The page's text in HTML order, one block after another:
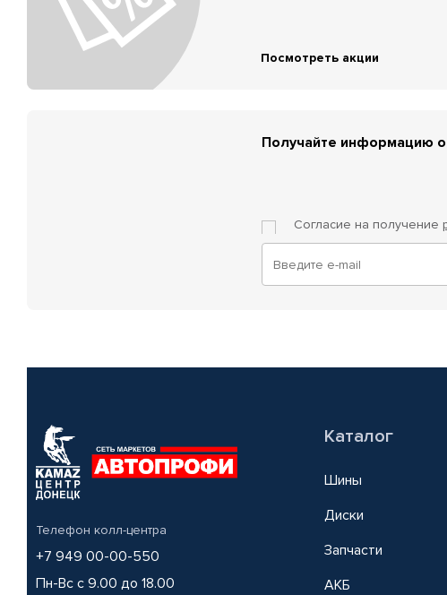
Посмотреть акции
Получайте информацию
Согласие на получение
Телефон колл-центра
+7 949 00-00-550
Пн-Вс с 9.00 до 18.00
Каталог
Шины
Диски
Запчасти
АКБ